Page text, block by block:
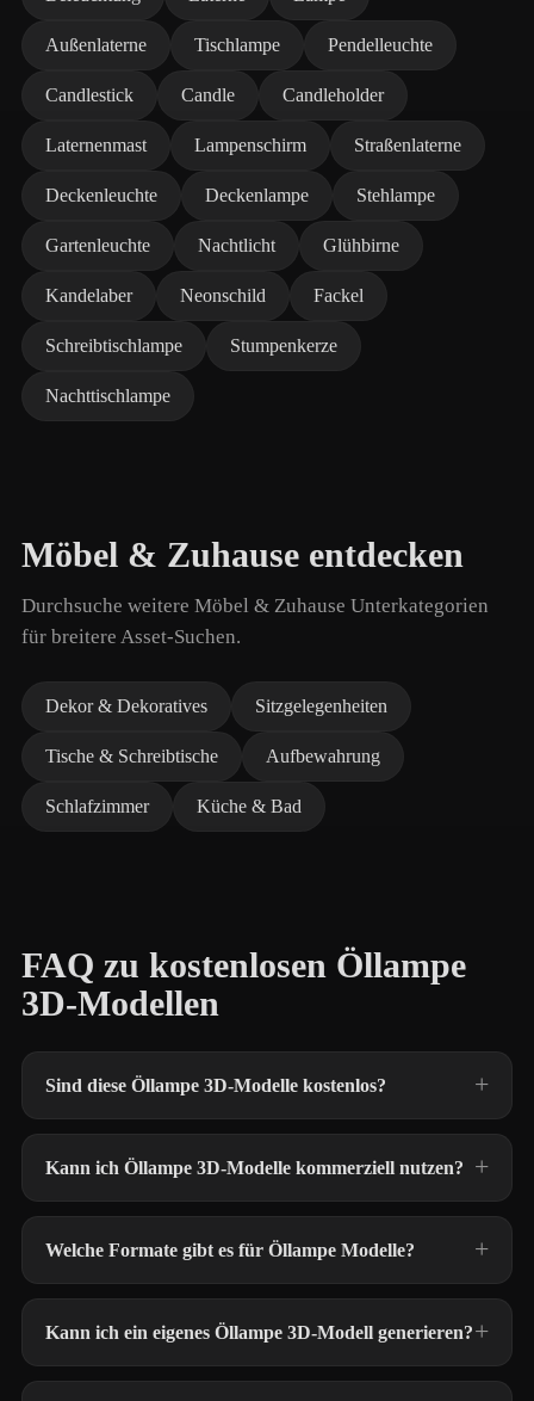
Außenlaterne Tischlampe Pendelleuchte
Candlestick Candle Candleholder
Laternenmast Lampenschirm Straßenlaterne
Deckenleuchte Deckenlampe Stehlampe
Gartenleuchte Nachtlicht Glühbirne
Kandelaber Neonschild Fackel
Schreibtischlampe Stumpenkerze
Nachttischlampe
Möbel & Zuhause entdecken
Durchsuche weitere Möbel & Zuhause Unterkategorien
für breitere Asset-Suchen.
Dekor & Dekoratives Sitzgelegenheiten
Tische & Schreibtische Aufbewahrung
Schlafzimmer Küche & Bad
FAQ zu kostenlosen Öllampe
3D-Modellen
Sind diese Öllampe 3D-Modelle kostenlos?
Kann ich Öllampe 3D-Modelle kommerziell nutzen?
Welche Formate gibt es für Öllampe Modelle?
Kann ich ein eigenes Öllampe 3D-Modell generieren?